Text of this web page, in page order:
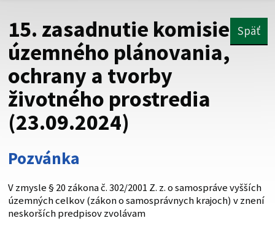
Táto stránka je zabezpečená
Buďte pozorní a vždy sa uistite, že zdieľate informácie iba
cez zabezpečenú webovú stránku. Zabezpečená stránka
vždy začína https:// pred názvom domény webového sídla.
15. zasadnutie komisie
územného plánovania,
ochrany a tvorby
životného prostredia
(23.09.2024)
Späť
Pozvánka
V zmysle § 20 zákona č. 302/2001 Z. z. o samospráve vyšších
územných celkov (zákon o samosprávnych krajoch) v znení
neskorších predpisov zvolávam